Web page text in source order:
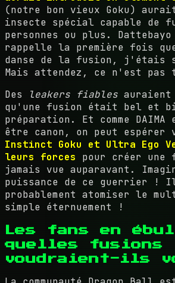
(notre bon vieux Goku)
insecte spécial capable de
personnes ou plus. Dattebayo
rappelle la première fois
danse de la fusion, j'étais
Mais attendez, ce n'est pas
Des
leakers fiables auraient
qu'une fusion était bel et
préparation. Et comme DAIMA
être canon, on peut espérer
Instinct Goku et Ultra Ego
leurs forces pour créer une
jamais vue auparavant.
puissance de ce guerrier !
probablement atomiser le
simple éternuement !
Les fans en
quelles fusions
voudraient-ils